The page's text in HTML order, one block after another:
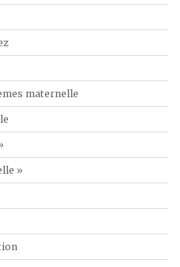
maternelle
»